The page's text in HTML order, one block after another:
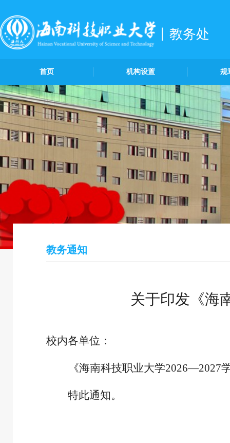
教务处
首页 机构设置 规
教务通知
关于印发《海
校内各单位：
《海南科技职业大学2026—2027
特此通知。